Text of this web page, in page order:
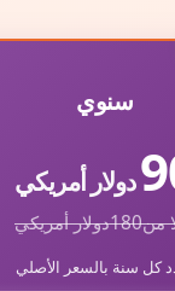
سنوي
دولار أمريكي
من180دولار أمريكي
كل سنة بالسعر الأصلي